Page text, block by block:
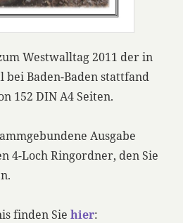
Westwalltag 2011 der in
bei Baden-Baden stattfand
152 DIN A4 Seiten.
Ausgabe
4-Loch Ringordner, den Sie
finden Sie hier: